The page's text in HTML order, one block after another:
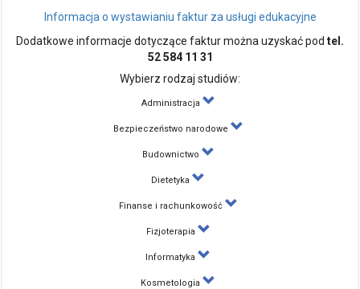
Informacja o wystawianiu faktur za usługi edukacyjne
Dodatkowe informacje dotyczące faktur można uzyskać pod tel.
52 584 11 31
Wybierz rodzaj studiów:
Administracja
Bezpieczeństwo narodowe
Budownictwo
Dietetyka
Finanse i rachunkowość
Fizjoterapia
Informatyka
Kosmetologia